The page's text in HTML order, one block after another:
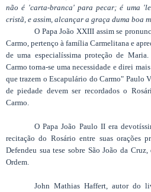
não é 'carta-branca' para pecar; é uma
cristã, e assim, alcançar a graça duma boa
O Papa João XXIII assim se
Carmo, pertenço à família Carmelitana e
de uma especialíssima proteção de
Carmo torna-se uma necessidade e direi
que trazem o Escapulário do Carmo" Paulo
de piedade devem ser recordados o
Carmo.
O Papa João Paulo II era
recitação do Rosário entre suas orações
Defendeu sua tese sobre São João da
Ordem.
John Mathias Haffert, autor do